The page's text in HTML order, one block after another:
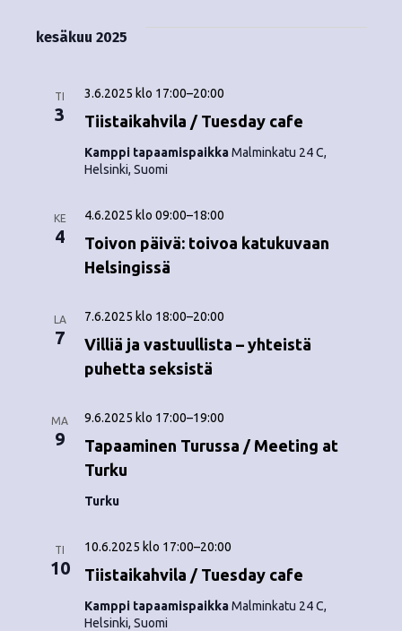
kesäkuu 2025
TI
3 Tiistaikahvila / Tuesday cafe
3.6.2025 klo 17:00–20:00
Kamppi tapaamispaikkaMalminkatu 24 C,
Helsinki, Suomi
KE
4
Toivon päivä: toivoa katukuvaan
Helsingissä
4.6.2025 klo 09:00–18:00
LA
7
Villiä ja vastuullista – yhteistä
puhetta seksistä
7.6.2025 klo 18:00–20:00
MA
9
Tapaaminen Turussa / Meeting at
Turku
9.6.2025 klo 17:00–19:00
Turku
TI
10 Tiistaikahvila / Tuesday cafe
10.6.2025 klo 17:00–20:00
Kamppi tapaamispaikkaMalminkatu 24 C,
Helsinki, Suomi